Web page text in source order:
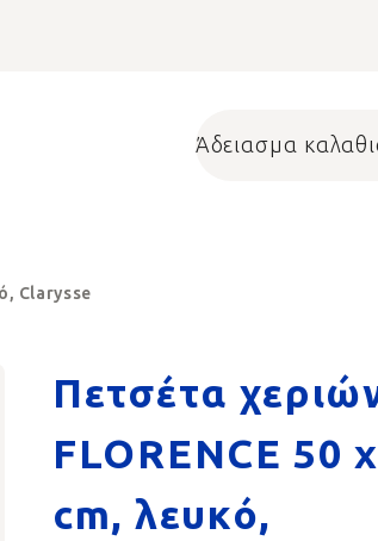
Άδειασμα
Clarysse
Πετσέτα
FLORENCE 50
cm, λευκό,